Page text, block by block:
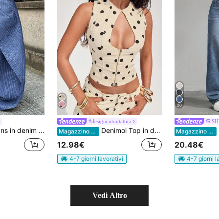
asimmetrico senza elasticità
#designcutoutattira
Magazzino EU Denimoi Top in denim con chiusura lampo frontale tagliato, top sexy senza maniche, top in denim a corsetto, top in denim estivo a pois
12.98€
4-7 giorni lavorativi
20
Magazzino EU
20.48€
4-7 giorni
Vedi Altro